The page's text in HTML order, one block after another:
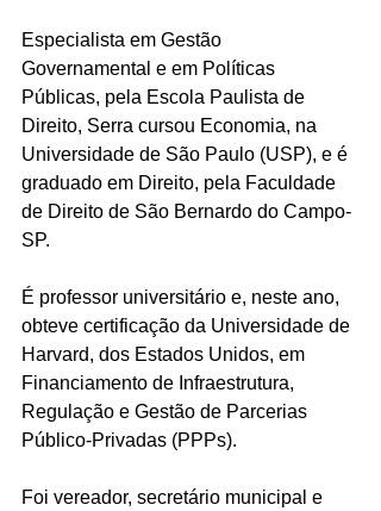
Especialista em Gestão
Governamental e em Políticas
Públicas, pela Escola Paulista de
Direito, Serra cursou Economia, na
Universidade de São Paulo (USP), e é
graduado em Direito, pela Faculdade
de Direito de São Bernardo do Campo-
SP.
É professor universitário e, neste ano,
obteve certificação da Universidade de
Harvard, dos Estados Unidos, em
Financiamento de Infraestrutura,
Regulação e Gestão de Parcerias
Público-Privadas (PPPs).
Foi vereador, secretário municipal e